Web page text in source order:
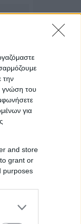
την
γνώση του
για
and store
grant or
purposes